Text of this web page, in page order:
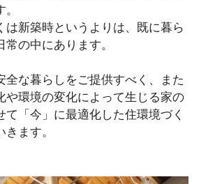
は新築時というよりは、既に暮ら
常の中にあります。
全な暮らしをご提供すべく、また
や環境の変化によって生じる家の
て「今」に最適化した住環境づく
ます。